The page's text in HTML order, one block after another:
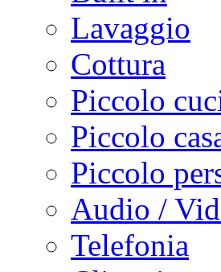
Lavaggio
Cottura
Piccolo
Piccolo
Piccolo
Audio /
Telefonia